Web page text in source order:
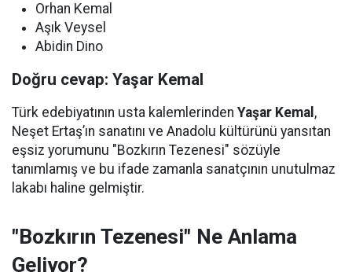
Orhan Kemal
Aşık Veysel
Abidin Dino
Doğru cevap: Yaşar Kemal
Türk edebiyatının usta kalemlerinden Yaşar Kemal ,
Neşet Ertaş’ın sanatını ve Anadolu kültürünü yansıtan
eşsiz yorumunu "Bozkırın Tezenesi" sözüyle
tanımlamış ve bu ifade zamanla sanatçının unutulmaz
lakabı haline gelmiştir.
"Bozkırın Tezenesi" Ne Anlama
Geliyor?